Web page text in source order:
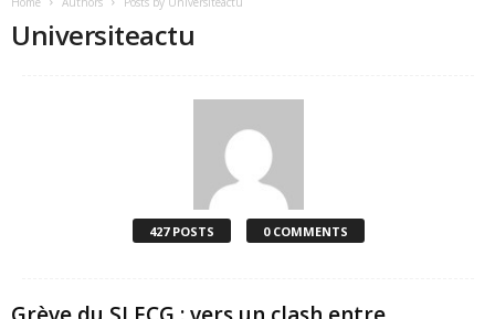
Universiteactu
427 POSTS 0 COMMENTS